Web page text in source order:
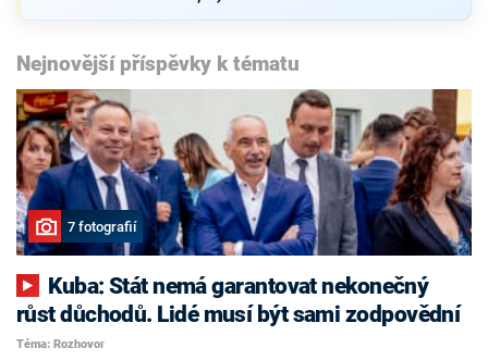
Nejnovější příspěvky k tématu
7 fotografií
růst důchodů. Lidé musí být sami zodpovědní
Téma: Rozhovor